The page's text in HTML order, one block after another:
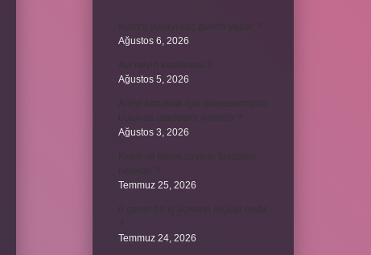
Ağustos 6, 2026
Ağustos 5, 2026
Ağustos 3, 2026
Temmuz 25, 2026
Temmuz 24, 2026